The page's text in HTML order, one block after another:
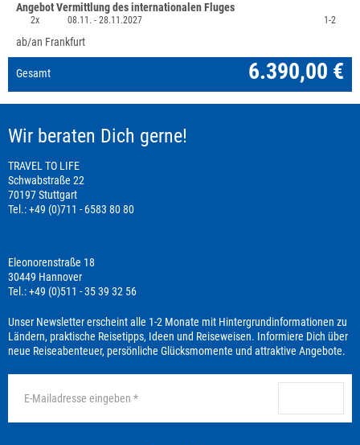
Angebot Vermittlung des internationalen Fluges
2x 08.11. -28.11.2027 1-2
ab/an Frankfurt
Gesamt 6.390,00 €
Wir beraten Dich gerne!
TRAVEL TO LIFE
Schwabstraße 22
70197 Stuttgart
Tel.: +49 (0)711 - 6583 80 80
Eleonorenstraße 18
30449 Hannover
Tel.: +49 (0)511 - 35 39 32 56
Unser Newsletter erscheint alle 1-2 Monate mit Hintergrundinformationen zu
Ländern, praktische Reisetipps, Ideen und Reiseweisen. Informiere Dich über
neue Reiseabenteuer, persönliche Glücksmomente und attraktive Angebote.